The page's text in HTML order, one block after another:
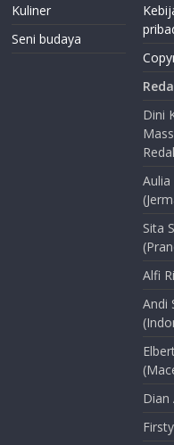
Kuliner
Seni budaya
Dini
Aulia
Sita
Alfi
Andi
Dian